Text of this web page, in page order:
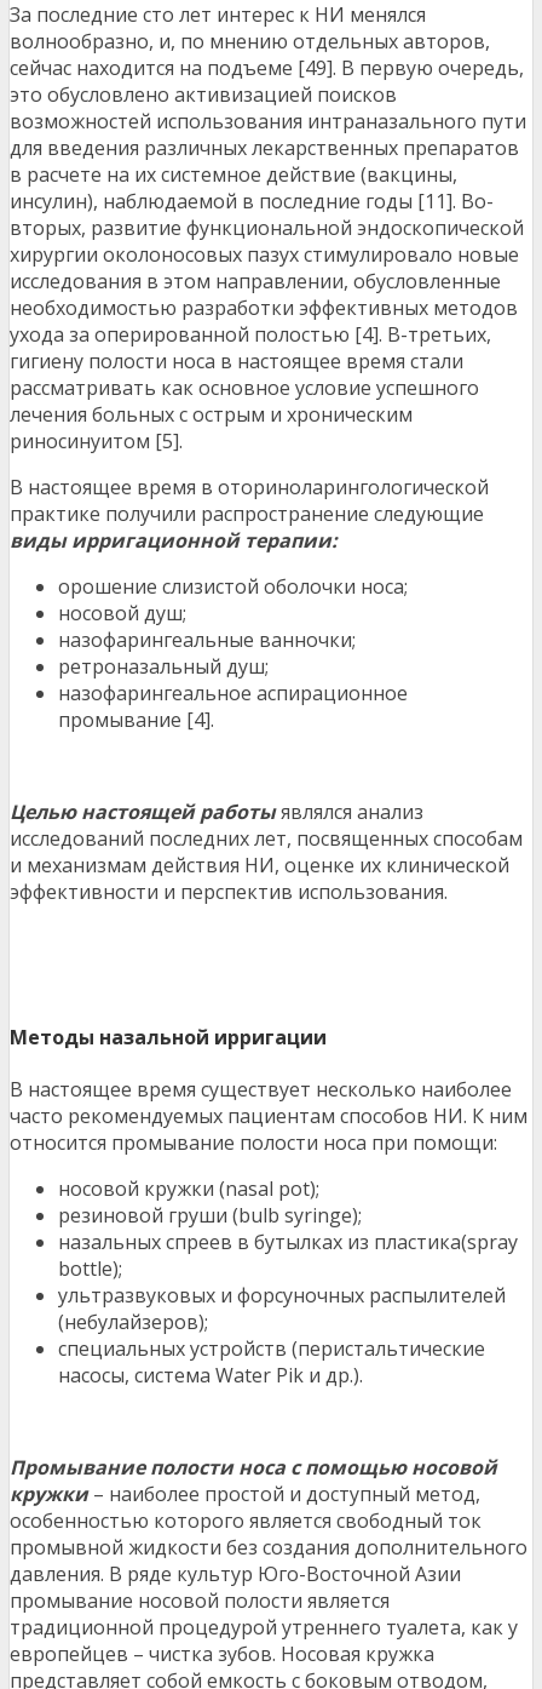
За последние сто лет интерес к НИ менялся
волнообразно, и, по мнению отдельных авторов,
сейчас находится на подъеме [49]. В первую очередь,
это обусловлено активизацией поисков
возможностей использования интраназального пути
для введения различных лекарственных препаратов
в расчете на их системное действие (вакцины,
инсулин), наблюдаемой в последние годы [11]. Во-
вторых, развитие функциональной эндоскопической
хирургии околоносовых пазух стимулировало новые
исследования в этом направлении, обусловленные
необходимостью разработки эффективных методов
ухода за оперированной полостью [4]. В-третьих,
гигиену полости носа в настоящее время стали
рассматривать как основное условие успешного
лечения больных с острым и хроническим
риносинуитом [5].
В настоящее время в оториноларингологической
практике получили распространение следующие
виды ирригационной терапии:
орошение слизистой оболочки носа;
носовой душ;
назофарингеальные ванночки;
ретроназальный душ;
назофарингеальное аспирационное
промывание [4].
Целью настоящей работыявлялся анализ
исследований последних лет, посвященных способам
и механизмам действия НИ, оценке их клинической
эффективности и перспектив использования.
Методы назальной ирригации
В настоящее время существует несколько наиболее
часто рекомендуемых пациентам способов НИ. К ним
относится промывание полости носа при помощи:
носовой кружки (nasal pot);
резиновой груши (bulb syringe);
назальных спреев в бутылках из пластика(spray
bottle);
ультразвуковых и форсуночных распылителей
(небулайзеров);
специальных устройств (перистальтические
насосы, система Water Pik и др.).
Промывание полости носа с помощью носовой
кружки– наиболее простой и доступный метод,
особенностью которого является свободный ток
промывной жидкости без создания дополнительного
давления. В ряде культур Юго-Восточной Азии
промывание носовой полости является
традиционной процедурой утреннего туалета, как у
европейцев – чистка зубов. Носовая кружка
представляет собой емкость с боковым отводом,